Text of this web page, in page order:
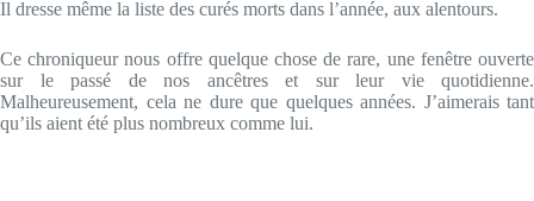
Il dresse même la liste des curés morts dans l’année, aux alentours.
Ce chroniqueur nous offre quelque chose de rare, une fenêtre ouverte
sur le passé de nos ancêtres et sur leur vie quotidienne.
Malheureusement, cela ne dure que quelques années. J’aimerais tant
qu’ils aient été plus nombreux comme lui.